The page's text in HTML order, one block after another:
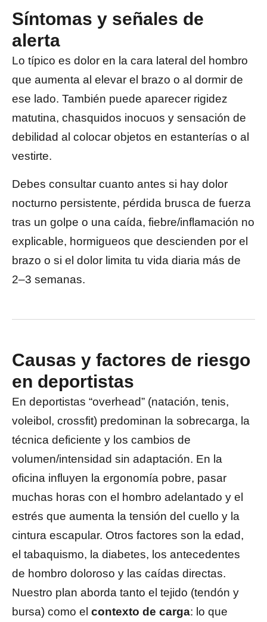
Síntomas y señales de
alerta
Lo típico es dolor en la cara lateral del hombro
que aumenta al elevar el brazo o al dormir de
ese lado. También puede aparecer rigidez
matutina, chasquidos inocuos y sensación de
debilidad al colocar objetos en estanterías o al
vestirte.
Debes consultar cuanto antes si hay dolor
nocturno persistente, pérdida brusca de fuerza
tras un golpe o una caída, fiebre/inflamación no
explicable, hormigueos que descienden por el
brazo o si el dolor limita tu vida diaria más de
2–3 semanas.
Causas y factores de riesgo
en deportistas
En deportistas “overhead” (natación, tenis,
voleibol, crossfit) predominan la sobrecarga, la
técnica deficiente y los cambios de
volumen/intensidad sin adaptación. En la
oficina influyen la ergonomía pobre, pasar
muchas horas con el hombro adelantado y el
estrés que aumenta la tensión del cuello y la
cintura escapular. Otros factores son la edad,
el tabaquismo, la diabetes, los antecedentes
de hombro doloroso y las caídas directas.
Nuestro plan aborda tanto el tejido (tendón y
bursa) como el contexto de carga: lo que